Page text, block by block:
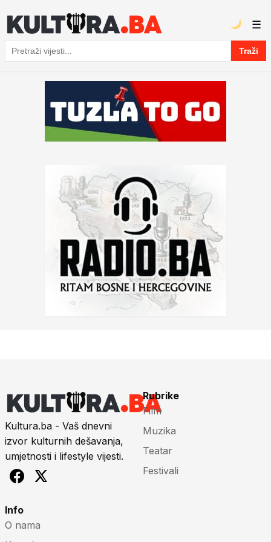
Pretraga
Traži
☰
Kultura.ba - Vaš dnevni
izvor kulturnih dešavanja,
umjetnosti i lifestyle vijesti.
Rubrike
Film
Muzika
Teatar
Festivali
Info
O nama